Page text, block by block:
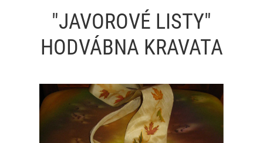
"JAVOROVÉ LISTY"
HODVÁBNA KRAVATA